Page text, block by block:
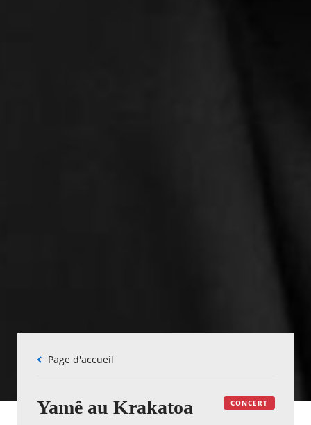
Fil
Page d'accueil
CONCERT
Yamê au Krakatoa